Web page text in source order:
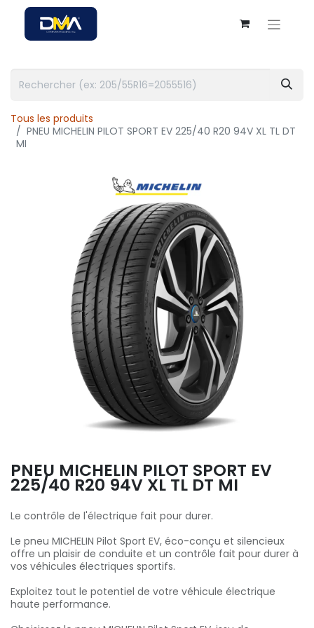
Tous les produits
PNEU MICHELIN PILOT SPORT EV 225/40 R20 94V XL TL DT
MI
PNEU MICHELIN PILOT SPORT EV
225/40 R20 94V XL TL DT MI
Le contrôle de l'électrique fait pour durer.
Le pneu MICHELIN Pilot Sport EV, éco-conçu et silencieux
offre un plaisir de conduite et un contrôle fait pour durer à
vos véhicules électriques sportifs.
Exploitez tout le potentiel de votre véhicule électrique
haute performance.